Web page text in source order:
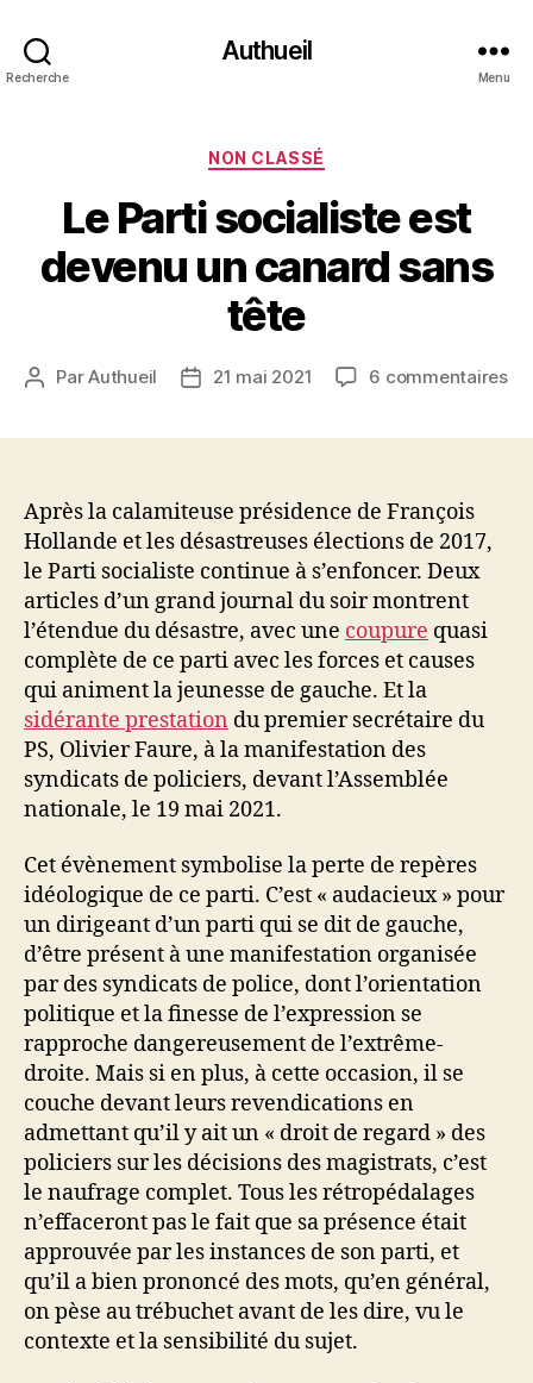
Recherche
Authueil
Menu
Catégories
NON CLASSÉ
Le Parti socialiste est
devenu un canard sans
tête
Auteur
ParAuthueil
Date21 mai 2021 6 commentairessur
Après la calamiteuse présidence de François
Hollande et les désastreuses élections de 2017,
le Parti socialiste continue à s’enfoncer. Deux
articles d’un grand journal du soir montrent
l’étendue du désastre, avec une coupure quasi
complète de ce parti avec les forces et causes
qui animent la jeunesse de gauche. Et la
sidérante prestation du premier secrétaire du
PS, Olivier Faure, à la manifestation des
syndicats de policiers, devant l’Assemblée
nationale, le 19 mai 2021.
Cet évènement symbolise la perte de repères
idéologique de ce parti. C’est « audacieux » pour
un dirigeant d’un parti qui se dit de gauche,
d’être présent à une manifestation organisée
par des syndicats de police, dont l’orientation
politique et la finesse de l’expression se
rapproche dangereusement de l’extrême-
droite. Mais si en plus, à cette occasion, il se
couche devant leurs revendications en
admettant qu’il y ait un « droit de regard » des
policiers sur les décisions des magistrats, c’est
le naufrage complet. Tous les rétropédalages
n’effaceront pas le fait que sa présence était
approuvée par les instances de son parti, et
qu’il a bien prononcé des mots, qu’en général,
on pèse au trébuchet avant de les dire, vu le
contexte et la sensibilité du sujet.